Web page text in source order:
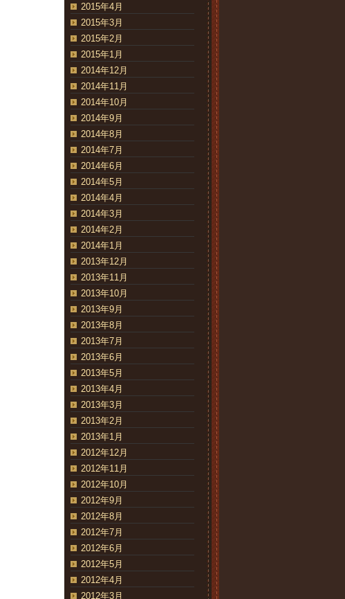
2015年4月
2015年3月
2015年2月
2015年1月
2014年12月
2014年11月
2014年10月
2014年9月
2014年8月
2014年7月
2014年6月
2014年5月
2014年4月
2014年3月
2014年2月
2014年1月
2013年12月
2013年11月
2013年10月
2013年9月
2013年8月
2013年7月
2013年6月
2013年5月
2013年4月
2013年3月
2013年2月
2013年1月
2012年12月
2012年11月
2012年10月
2012年9月
2012年8月
2012年7月
2012年6月
2012年5月
2012年4月
2012年3月